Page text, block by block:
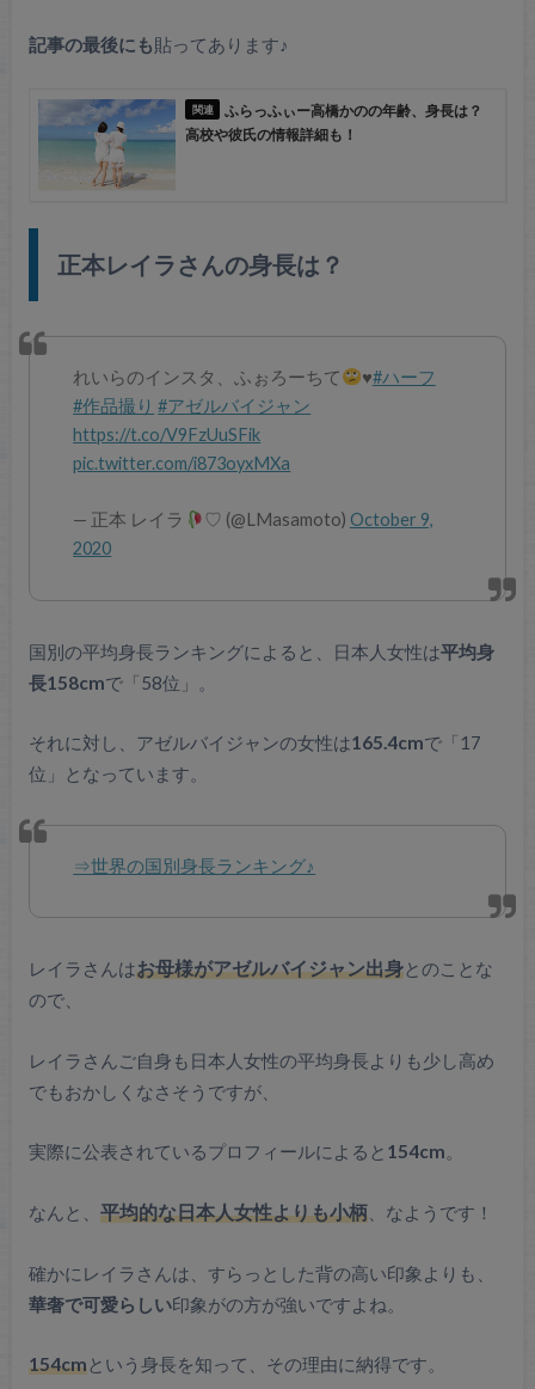
記事の最後にも貼ってあります♪
ふらっふぃー高橋かのの年齢、身長は？
高校や彼氏の情報詳細も！
正本レイラさんの身長は？
れいらのインスタ、ふぉろーちて ♥️#ハーフ
#作品撮り #アゼルバイジャン
https://t.co/V9FzUuSFik
pic.twitter.com/i873oyxMXa
— 正本 レイラ ♡ (@LMasamoto) October 9,
2020
国別の平均身長ランキングによると、日本人女性は平均身
長158cmで「58位」。
それに対し、アゼルバイジャンの女性は165.4cmで「17
位」となっています。
⇒世界の国別身長ランキング♪
レイラさんはお母様がアゼルバイジャン出身とのことな
ので、
レイラさんご自身も日本人女性の平均身長よりも少し高め
でもおかしくなさそうですが、
実際に公表されているプロフィールによると 154cm。
なんと、 平均的な日本人女性よりも小柄、なようです！
確かにレイラさんは、すらっとした背の高い印象よりも、
華奢で可愛らしい印象がの方が強いですよね。
154cmという身長を知って、その理由に納得です。